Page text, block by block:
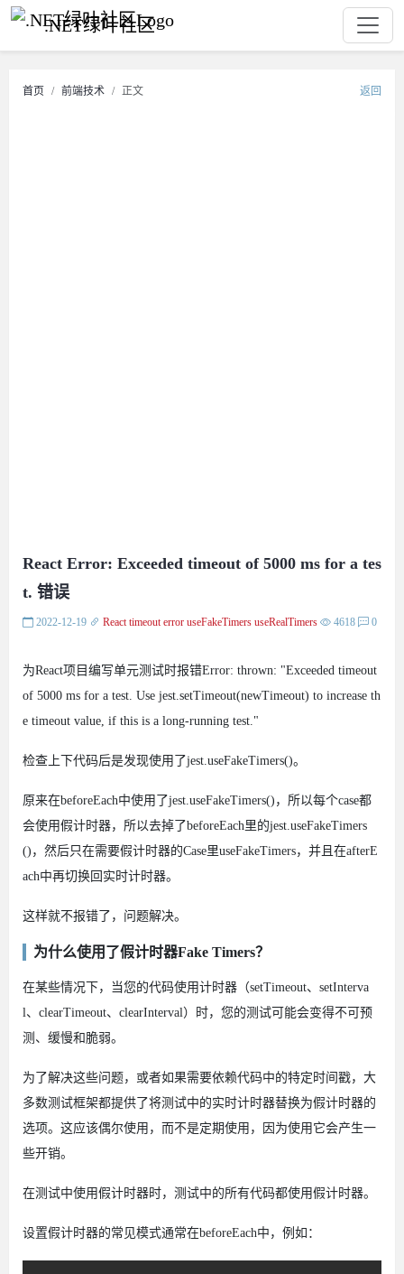
.NET绿叶社区
首页 前端技术 正文 返回
React Error: Exceeded timeout of 5000 ms for a tes
t. 错误
2022-12-19 React timeout error useFakeTimers useRealTimers 4618 0
为React项目编写单元测试时报错Error: thrown: "Exceeded timeout
of 5000 ms for a test. Use jest.setTimeout(newTimeout) to increase th
e timeout value, if this is a long-running test."
检查上下代码后是发现使用了jest.useFakeTimers()。
原来在beforeEach中使用了jest.useFakeTimers()，所以每个case都
会使用假计时器，所以去掉了beforeEach里的jest.useFakeTimers
()，然后只在需要假计时器的Case里useFakeTimers，并且在afterE
ach中再切换回实时计时器。
这样就不报错了，问题解决。
为什么使用了假计时器Fake Timers？
在某些情况下，当您的代码使用计时器（setTimeout、setInterva
l、clearTimeout、clearInterval）时，您的测试可能会变得不可预
测、缓慢和脆弱。
为了解决这些问题，或者如果需要依赖代码中的特定时间戳，大
多数测试框架都提供了将测试中的实时计时器替换为假计时器的
选项。这应该偶尔使用，而不是定期使用，因为使用它会产生一
些开销。
在测试中使用假计时器时，测试中的所有代码都使用假计时器。
设置假计时器的常见模式通常在beforeEach中，例如：